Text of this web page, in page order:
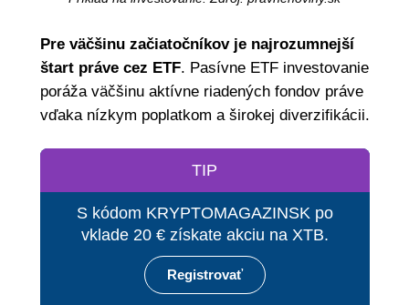
Pre väčšinu začiatočníkov je najrozumnejší
štart práve cez ETF. Pasívne ETF investovanie
poráža väčšinu aktívne riadených fondov práve
vďaka nízkym poplatkom a širokej diverzifikácii.
TIP
Registrovať
S kódom KRYPTOMAGAZINSK po
vklade 20 € získate akciu na XTB.